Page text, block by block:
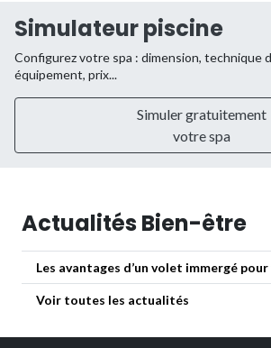
Simulateur piscine
Configurez votre spa : dimension, technique
équipement, prix...
Simuler gratuitement
votre spa
Actualités Bien-être
Les avantages d’un volet immergé
Voir toutes les actualités